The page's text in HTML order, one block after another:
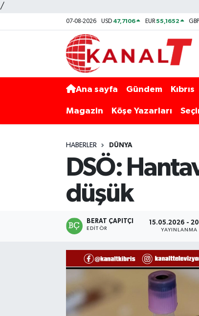
/
07-08-2026 USD 47,7106 EUR55,1652 GBP
Ana sayfa Gündem Kıbrıs
Magazin Köşe Yazarları
HABERLER DÜNYA
DSÖ:
düşük
BERAT ÇAPITÇI
EDITÖR
15.05.2026 -
YAYINLANMA